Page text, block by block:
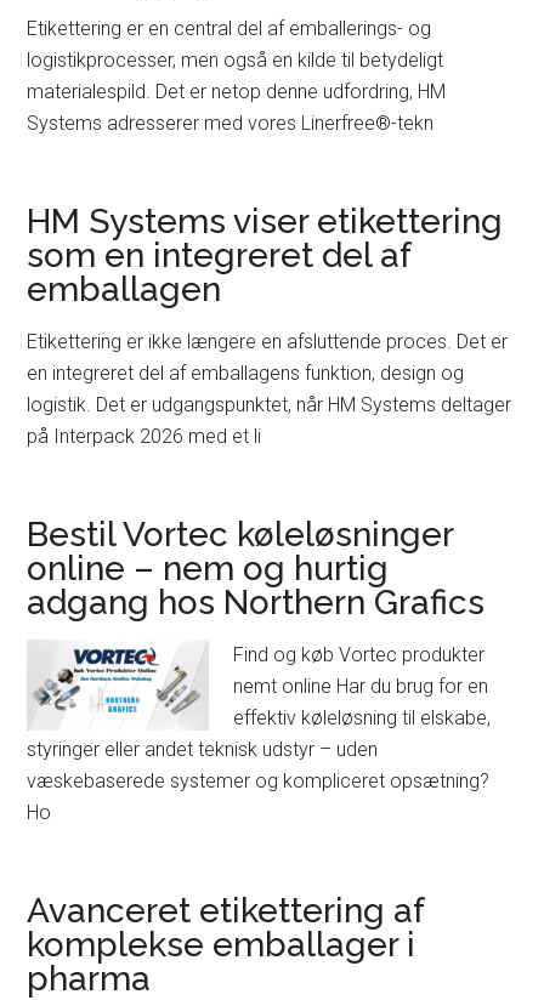
Etikettering er en central del af emballerings- og
logistikprocesser, men også en kilde til betydeligt
materialespild. Det er netop denne udfordring, HM
Systems adresserer med vores Linerfree®-tekn
HM Systems viser etikettering
som en integreret del af
emballagen
Etikettering er ikke længere en afsluttende proces. Det er
en integreret del af emballagens funktion, design og
logistik. Det er udgangspunktet, når HM Systems deltager
på Interpack 2026 med et li
Bestil Vortec køleløsninger
online – nem og hurtig
adgang hos Northern Grafics
Find og køb Vortec produkter
nemt online Har du brug for en
effektiv køleløsning til elskabe,
styringer eller andet teknisk udstyr – uden
væskebaserede systemer og kompliceret opsætning?
Ho
Avanceret etikettering af
komplekse emballager i
pharma